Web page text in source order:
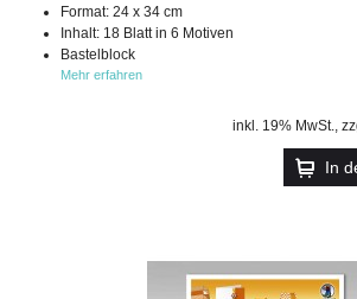
Format: 24 x 34 cm
Inhalt: 18 Blatt in 6 Motiven
Bastelblock
Mehr erfahren
inkl. 19% MwSt.
In